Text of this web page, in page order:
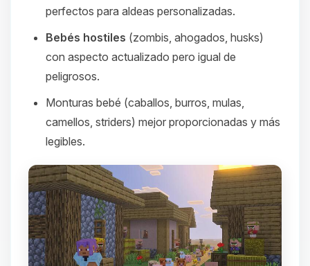
perfectos para aldeas personalizadas.
Bebés hostiles (zombis, ahogados, husks)
con aspecto actualizado pero igual de
peligrosos.
Monturas bebé (caballos, burros, mulas,
camellos, striders) mejor proporcionadas y más
legibles.